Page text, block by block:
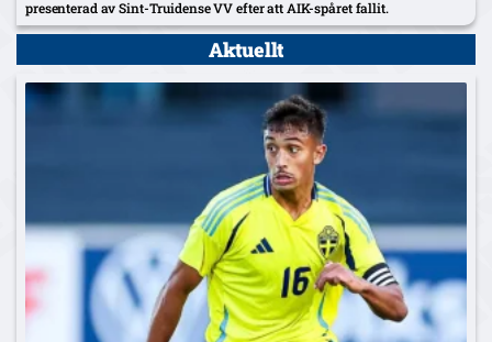
presenterad av Sint-Truidense VV efter att AIK-spåret fallit.
Aktuellt